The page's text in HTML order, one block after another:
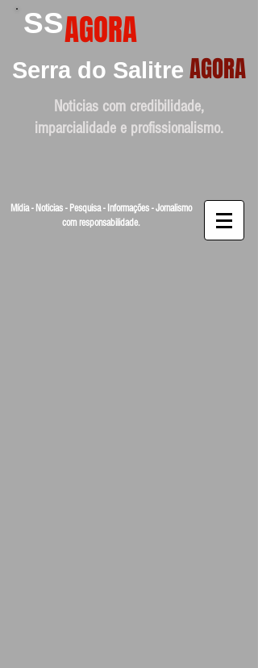
SSAGORA
Serra do Salitre AGORA
Noticias com credibilidade,
imparcialidade e profissionalismo.
Mídia - Noticias - Pesquisa - Informações - Jornalismo
com responsabilidade.